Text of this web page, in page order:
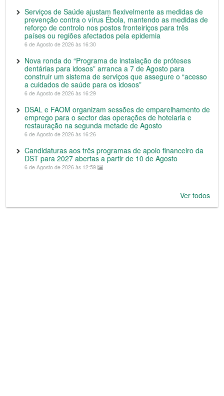
Serviços de Saúde ajustam flexivelmente as medidas de
prevenção contra o vírus Ébola, mantendo as medidas de
reforço de controlo nos postos fronteiriços para três
países ou regiões afectados pela epidemia
6 de Agosto de 2026 às 16:30
Nova ronda do “Programa de instalação de próteses
dentárias para idosos” arranca a 7 de Agosto para
construir um sistema de serviços que assegure o “acesso
a cuidados de saúde para os idosos”
6 de Agosto de 2026 às 16:29
DSAL e FAOM organizam sessões de emparelhamento de
emprego para o sector das operações de hotelaria e
restauração na segunda metade de Agosto
6 de Agosto de 2026 às 16:26
Candidaturas aos três programas de apoio financeiro da
DST para 2027 abertas a partir de 10 de Agosto
6 de Agosto de 2026 às 12:59
Ver todos